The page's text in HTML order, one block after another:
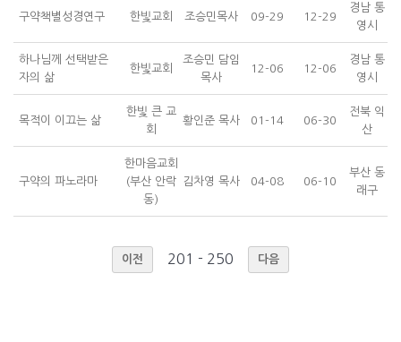
구약책별성경연구 한빛교회 조승민목사 09-29 12-29
경남 통
영시
하나님께 선택받은
자의 삶
한빛교회
조승민 담임
목사
12-06 12-06
경남 통
영시
목적이 이끄는 삶
한빛 큰 교
회
황인준 목사 01-14 06-30
전북 익
산
구약의 파노라마
한마음교회
(부산 안락
동)
김차영 목사 04-08 06-10
부산 동
래구
이전 201 - 250 다음